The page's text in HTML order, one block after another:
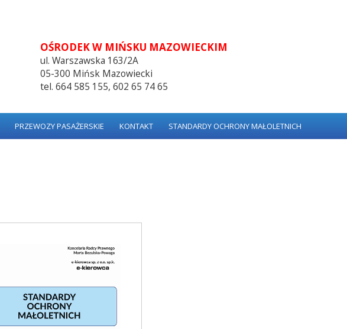
OŚRODEK W MIŃSKU MAZOWIECKIM
ul. Warszawska 163/2A
05-300 Mińsk Mazowiecki
tel. 664 585 155, 602 65 74 65
PRZEWOZY PASAŻERSKIE KONTAKT STANDARDY OCHRONY MAŁOLETNICH